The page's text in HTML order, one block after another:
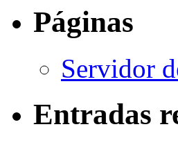
Páginas
Servidor
Entradas